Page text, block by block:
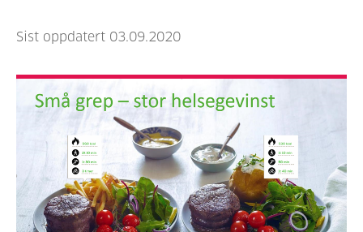
Sist oppdatert 03.09.2020